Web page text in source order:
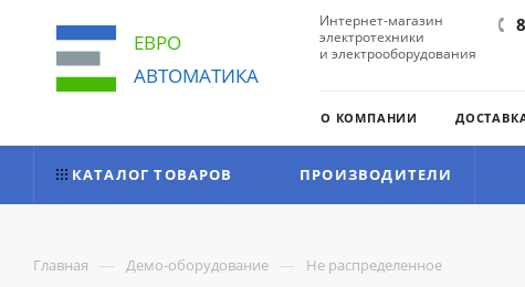
ЕВРО
АВТОМАТИКА
Интернет-магазин
электротехники
и электрооборудования
О КОМПАНИИ
КАТАЛОГ ТОВАРОВ ПРОИЗВОДИТЕЛИ
Главная — Демо-оборудование — Не распределенное